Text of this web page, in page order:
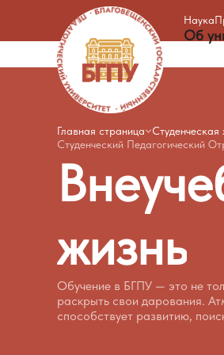
Наука
Об
Главная страница
Студенческая
Студенческий Педагогический
жизнь
Обучение в БГПУ — это не
раскрыть свои дарования.
способствует развитию,